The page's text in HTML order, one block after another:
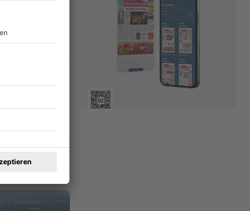
Zeichen setzen,
für mehr